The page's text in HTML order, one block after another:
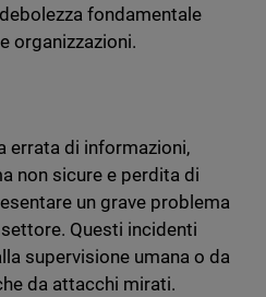
fondamentale
organizzazioni.
errata di informazioni,
non sicure e perdita di
un grave problema
Questi incidenti
supervisione umana o da
da attacchi mirati.